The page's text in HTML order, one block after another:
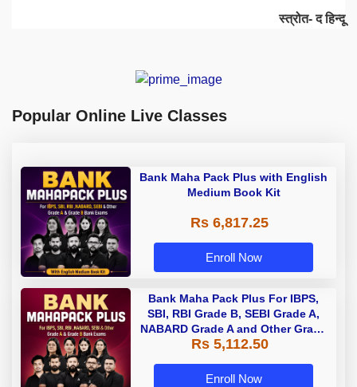
स्त्रोत- द हिन्दू
Popular Online Live Classes
Bank Maha Pack Plus with English
Medium Book Kit
Rs 6,817.25
Enroll Now
Bank Maha Pack Plus For IBPS,
SBI, RBI Grade B, SEBI Grade A,
NABARD Grade A and Other Grade
A & Grade B Bank Exams
Rs 5,112.50
Enroll Now